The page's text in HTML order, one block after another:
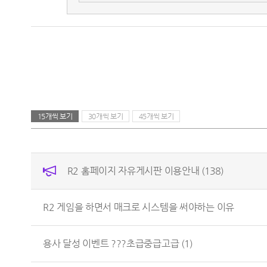
15개씩 보기 30개씩 보기 45개씩 보기
R2 홈페이지 자유게시판 이용안내 (138)
R2 게임을 하면서 매크로 시스템을 써야하는 이유
용사 달성 이벤트 ???초급중급고급 (1)